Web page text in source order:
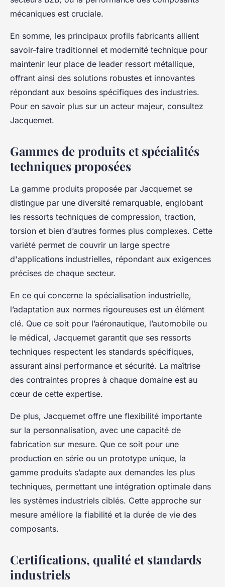
mécaniques est cruciale.
En somme, les principaux profils fabricants allient
savoir-faire traditionnel et modernité technique pour
maintenir leur place de leader ressort métallique,
offrant ainsi des solutions robustes et innovantes
répondant aux besoins spécifiques des industries.
Pour en savoir plus sur un acteur majeur, consultez
Jacquemet.
Gammes de produits et spécialités
techniques proposées
La gamme produits proposée par Jacquemet se
distingue par une diversité remarquable, englobant
les ressorts techniques de compression, traction,
torsion et bien d’autres formes plus complexes. Cette
variété permet de couvrir un large spectre
d'applications industrielles, répondant aux exigences
précises de chaque secteur.
En ce qui concerne la spécialisation industrielle,
l’adaptation aux normes rigoureuses est un élément
clé. Que ce soit pour l’aéronautique, l’automobile ou
le médical, Jacquemet garantit que ses ressorts
techniques respectent les standards spécifiques,
assurant ainsi performance et sécurité. La maîtrise
des contraintes propres à chaque domaine est au
cœur de cette expertise.
De plus, Jacquemet offre une flexibilité importante
sur la personnalisation, avec une capacité de
fabrication sur mesure. Que ce soit pour une
production en série ou un prototype unique, la
gamme produits s’adapte aux demandes les plus
techniques, permettant une intégration optimale dans
les systèmes industriels ciblés. Cette approche sur
mesure améliore la fiabilité et la durée de vie des
composants.
Certifications, qualité et standards
industriels